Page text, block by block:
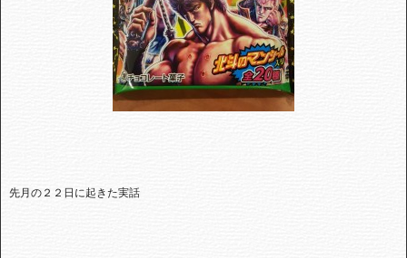
先月の２２日に起きた実話